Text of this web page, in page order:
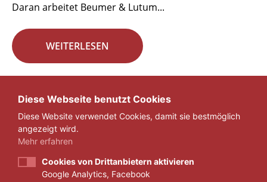
Daran arbeitet Beumer & Lutum...
WEITERLESEN
« 1 ... 16 17 18 ... 29 »
Diese Webseite benutzt Cookies
Diese Website verwendet Cookies, damit sie bestmöglich
angezeigt wird.
Mehr erfahren
Cookies von Drittanbietern aktivieren
Google Analytics, Facebook